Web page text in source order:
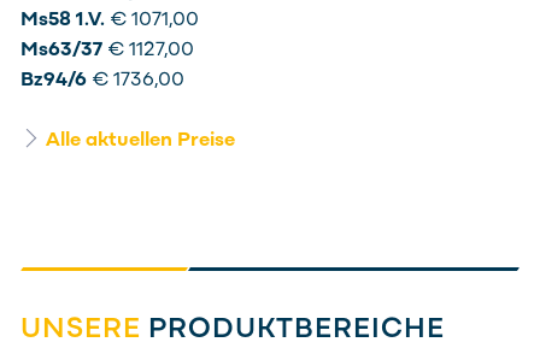
Ms58 1.V. € 1071,00
Ms63/37 € 1127,00
Bz94/6 € 1736,00
Alle aktuellen Preise
UNSERE PRODUKTBEREICHE